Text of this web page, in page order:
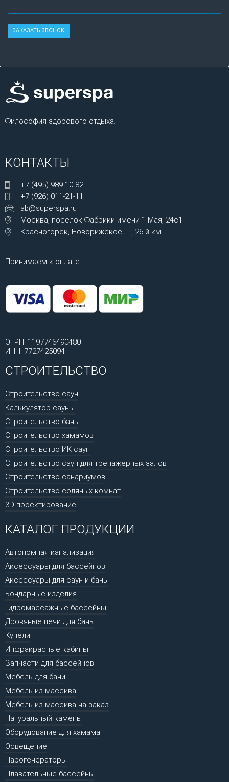
Философия здорового отдыха.
КОНТАКТЫ
+7 (495) 989-10-82
+7 (926) 011-21-11
ab@superspa.ru
Москва, посёлок Фабрики имени 1 Мая, 24с1
Красногорск, Новорижское ш., 26-й км
Принимаем к оплате:
ОГРН: 1197746490480
ИНН: 7727425094
СТРОИТЕЛЬСТВО
Строительство саун
Калькулятор сауны
Строительство бань
Строительство хамамов
Строительство ИК саун
Строительство саун для тренажерных залов
Строительство санариумов
Строительство соляных комнат
3D проектирование
КАТАЛОГ ПРОДУКЦИИ
Автономная канализация
Аксессуары для бассейнов
Аксессуары для саун и бань
Бондарные изделия
Гидромассажные бассейны
Дровяные печи для бань
Купели
Инфракрасные кабины
Запчасти для бассейнов
Мебель для бани
Мебель из массива
Мебель из массива на заказ
Натуральный камень
Оборудование для хамама
Освещение
Парогенераторы
Плавательные бассейны